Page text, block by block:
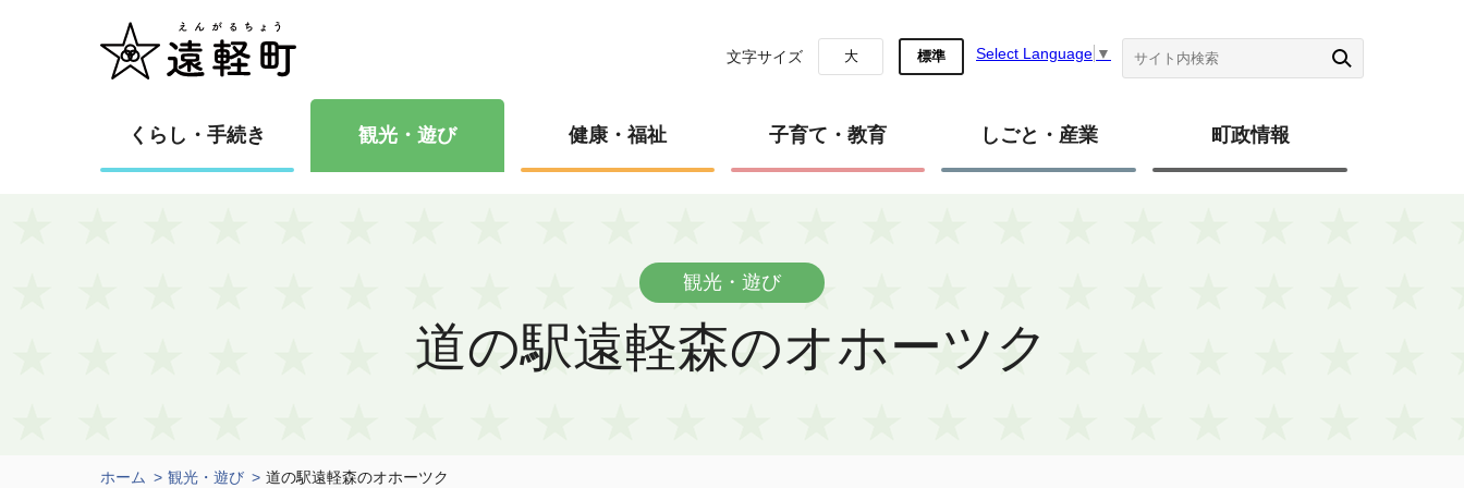
文字サイズ 大 標準 Select Language ▼
くらし・手続き 観光・遊び 健康・福祉 子育て・教育 しごと・産業 町政情報
観光・遊び
道の駅遠軽森のオホーツク
ホーム 観光・遊び 道の駅遠軽森のオホーツク